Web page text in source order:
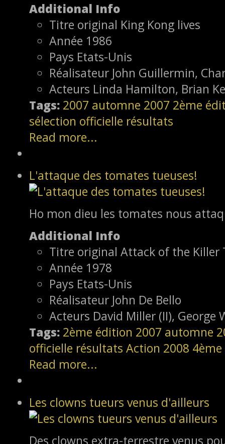
Additional Info
Titre original King Kong lives
Année 1986
Pays Etats-Unis
Réalisateur John Guillermin,
Acteurs Linda Hamilton, Brian
Tags: 2007 automne 2007 2ème
sélection officielle résultats
Read more...
L'attaque des tomates tueuses!
Ho mon dieu les tomates nous
Additional Info
Titre original Attack of the Killer
Année 1978
Pays Etats-Unis
Réalisateur John De Bello
Acteurs David Miller (II), George
Tags: 2ème édition 2007 automne
officielle résultats Action 2008
Read more...
Les clowns tueurs venus d'ailleurs
Des clowns extra-terrestre venus